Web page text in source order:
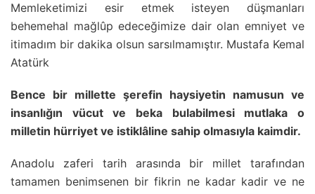
Memleketimizi esir etmek isteyen düşmanları
behemehal mağlûp edeceğimize dair olan emniyet ve
itimadım bir dakika olsun sarsılmamıştır. Mustafa Kemal
Atatürk
Bence bir millette şerefin haysiyetin namusun ve
insanlığın vücut ve beka bulabilmesi mutlaka o
milletin hürriyet ve istiklâline sahip olmasıyla kaimdir.
Anadolu zaferi tarih arasında bir millet tarafından
tamamen benimsenen bir fikrin ne kadar kadir ve ne